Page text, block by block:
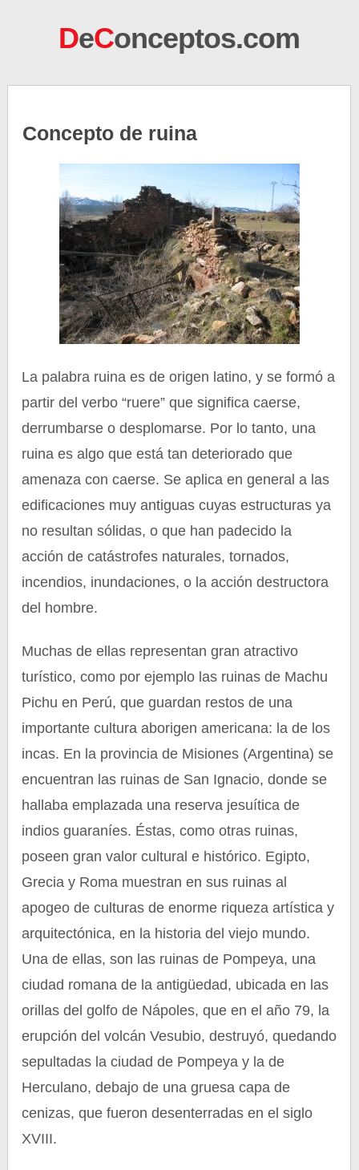
DeConceptos.com
Concepto de ruina
La palabra ruina es de origen latino, y se formó a
partir del verbo “ruere” que significa caerse,
derrumbarse o desplomarse. Por lo tanto, una
ruina es algo que está tan deteriorado que
amenaza con caerse. Se aplica en general a las
edificaciones muy antiguas cuyas estructuras ya
no resultan sólidas, o que han padecido la
acción de catástrofes naturales, tornados,
incendios, inundaciones, o la acción destructora
del hombre.
Muchas de ellas representan gran atractivo
turístico, como por ejemplo las ruinas de Machu
Pichu en Perú, que guardan restos de una
importante cultura aborigen americana: la de los
incas. En la provincia de Misiones (Argentina) se
encuentran las ruinas de San Ignacio, donde se
hallaba emplazada una reserva jesuítica de
indios guaraníes. Éstas, como otras ruinas,
poseen gran valor cultural e histórico. Egipto,
Grecia y Roma muestran en sus ruinas al
apogeo de culturas de enorme riqueza artística y
arquitectónica, en la historia del viejo mundo.
Una de ellas, son las ruinas de Pompeya, una
ciudad romana de la antigüedad, ubicada en las
orillas del golfo de Nápoles, que en el año 79, la
erupción del volcán Vesubio, destruyó, quedando
sepultadas la ciudad de Pompeya y la de
Herculano, debajo de una gruesa capa de
cenizas, que fueron desenterradas en el siglo
XVIII.